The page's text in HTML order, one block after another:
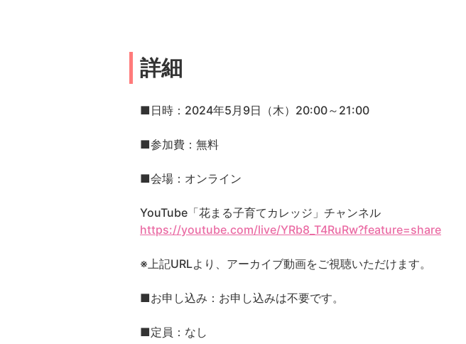
詳細
■日時：2024年5月9日（木）20:00～21:00
■参加費：無料
■会場：オンライン
YouTube「花まる子育てカレッジ」チャンネル
https://youtube.com/live/YRb8_T4RuRw?feature=share
※上記URLより、アーカイブ動画をご視聴いただけます。
■お申し込み：お申し込みは不要です。
■定員：なし